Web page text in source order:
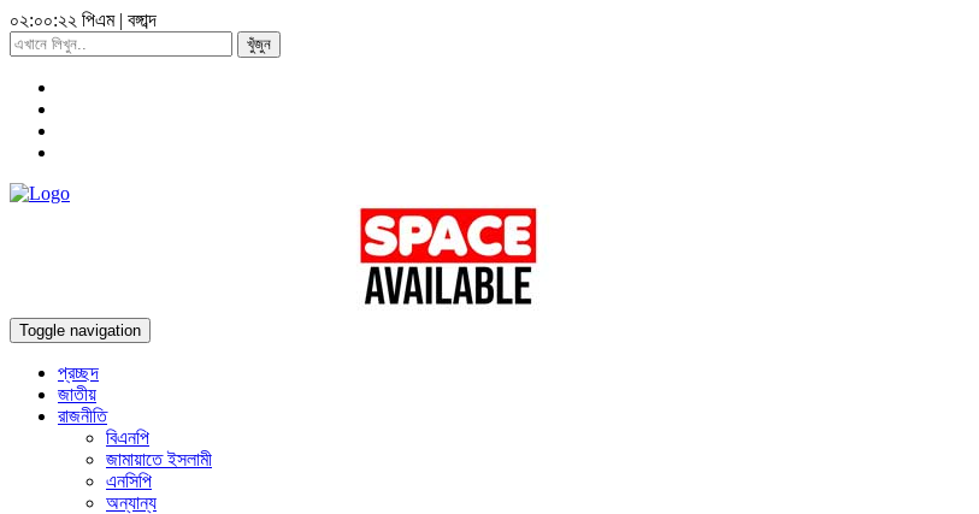
০২:০০:২৪ পিএম| বঙ্গাব্দ
খুঁজুন
Toggle navigation
প্রচ্ছদ
জাতীয়
রাজনীতি
বিএনপি
জামায়াতে ইসলামী
এনসিপি
অন্যান্য